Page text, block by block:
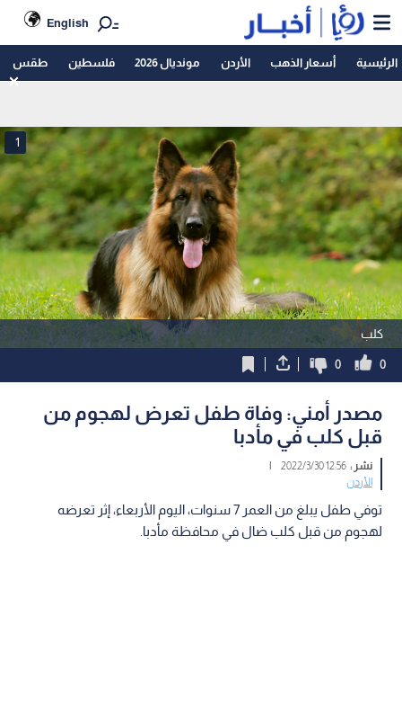
English
الرئيسية أسعار الذهب الأردن مونديال 2026 فلسطين طقس
كلب
1
0
0
مصدر أمني: وفاة طفل تعرض لهجوم من
قبل كلب في مأدبا
نشر :12:56 2022/3/30
|
الأردن
توفي طفل يبلغ من العمر 7 سنوات، اليوم الأربعاء، إثر تعرضه
لهجوم من قبل كلب ضال في محافظة مأدبا.